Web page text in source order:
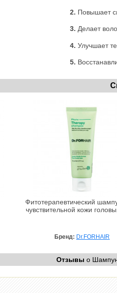
2. Повышает
3. Делает
4. Улучшает
5.
Фитотерапевтический
чувствительной кожи
Бренд: Dr.FORHAIR
Отзывы о